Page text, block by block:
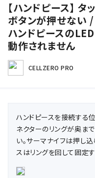
【ハンドピース】
ボタンが押せない
ハンドピースの
動作されません
CELLZERO PRO
ハンドピースを接続する
ネクターのリングが奥ま
い。サーマナイフは押し
スはリングを回して固定